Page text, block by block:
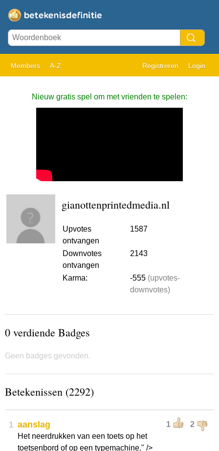
Members A-Z Registreren Login
Nieuw gratis spel om met vrienden te spelen:
gianottenprintedmedia.nl
Upvotes
ontvangen
1587
Downvotes
ontvangen
2143
Karma: -555 (upvotes-
downvotes)
0 verdiende Badges
Geen badges gevonden.
Betekenissen (2292)
1 1 2
aanslag
Het neerdrukken van een toets op het
toetsenbord of op een typemachine." />